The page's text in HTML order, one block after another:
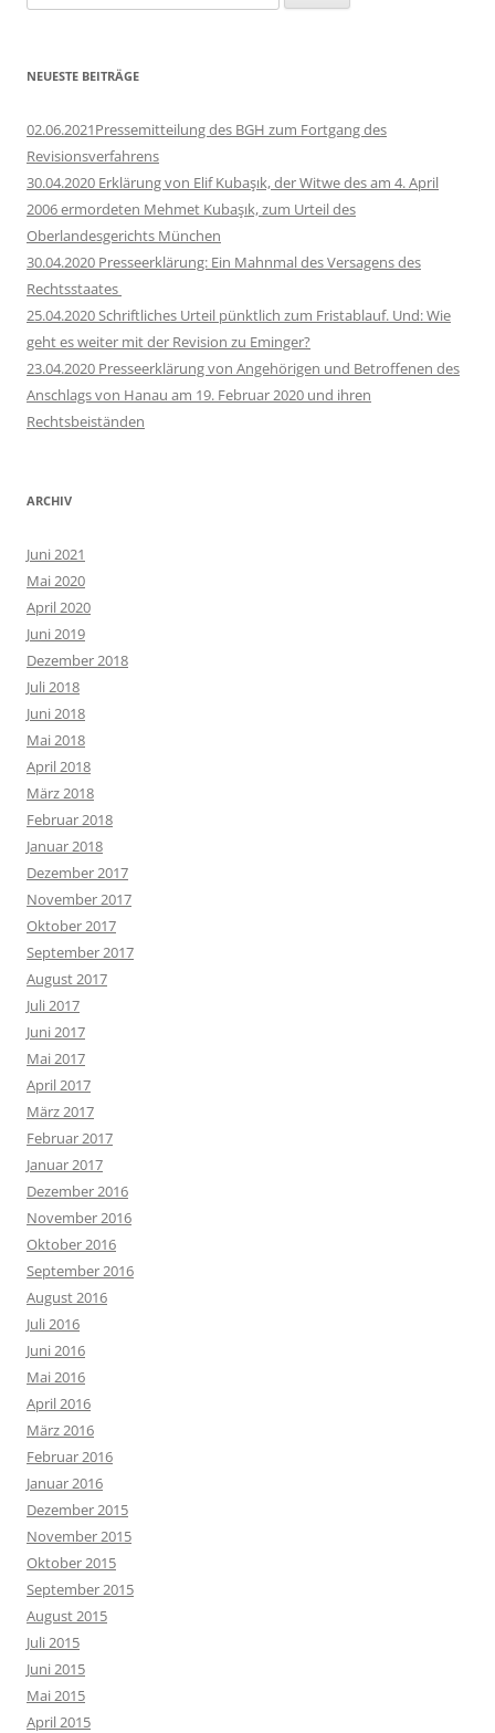
nach:
NEUESTE BEITRÄGE
02.06.2021Pressemitteilung des BGH zum Fortgang des
Revisionsverfahrens
30.04.2020 Erklärung von Elif Kubaşık, der Witwe des am 4. April
2006 ermordeten Mehmet Kubaşık, zum Urteil des
Oberlandesgerichts München
30.04.2020 Presseerklärung: Ein Mahnmal des Versagens des
Rechtsstaates
25.04.2020 Schriftliches Urteil pünktlich zum Fristablauf. Und: Wie
geht es weiter mit der Revision zu Eminger?
23.04.2020 Presseerklärung von Angehörigen und Betroffenen des
Anschlags von Hanau am 19. Februar 2020 und ihren
Rechtsbeiständen
ARCHIV
Juni 2021
Mai 2020
April 2020
Juni 2019
Dezember 2018
Juli 2018
Juni 2018
Mai 2018
April 2018
März 2018
Februar 2018
Januar 2018
Dezember 2017
November 2017
Oktober 2017
September 2017
August 2017
Juli 2017
Juni 2017
Mai 2017
April 2017
März 2017
Februar 2017
Januar 2017
Dezember 2016
November 2016
Oktober 2016
September 2016
August 2016
Juli 2016
Juni 2016
Mai 2016
April 2016
März 2016
Februar 2016
Januar 2016
Dezember 2015
November 2015
Oktober 2015
September 2015
August 2015
Juli 2015
Juni 2015
Mai 2015
April 2015